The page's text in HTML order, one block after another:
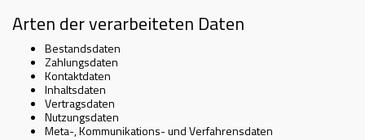
Arten der verarbeiteten Daten
Bestandsdaten
Zahlungsdaten
Kontaktdaten
Inhaltsdaten
Vertragsdaten
Nutzungsdaten
Meta-, Kommunikations- und Verfahrensdaten